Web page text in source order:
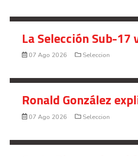
La Selección Sub-
07 Ago 2026 Seleccion
Ronald González
07 Ago 2026 Seleccion